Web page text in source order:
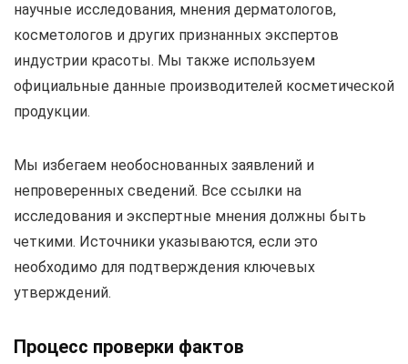
научные исследования, мнения дерматологов,
косметологов и других признанных экспертов
индустрии красоты. Мы также используем
официальные данные производителей косметической
продукции.
Мы избегаем необоснованных заявлений и
непроверенных сведений. Все ссылки на
исследования и экспертные мнения должны быть
четкими. Источники указываются, если это
необходимо для подтверждения ключевых
утверждений.
Процесс проверки фактов